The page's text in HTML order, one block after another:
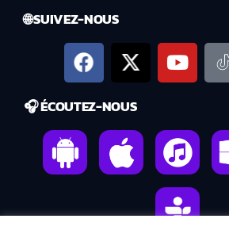
🌐 SUIVEZ-NOUS
🎧 ÉCOUTEZ-NOUS